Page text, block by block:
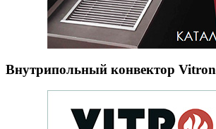
Внутрипольный конвектор Vitron